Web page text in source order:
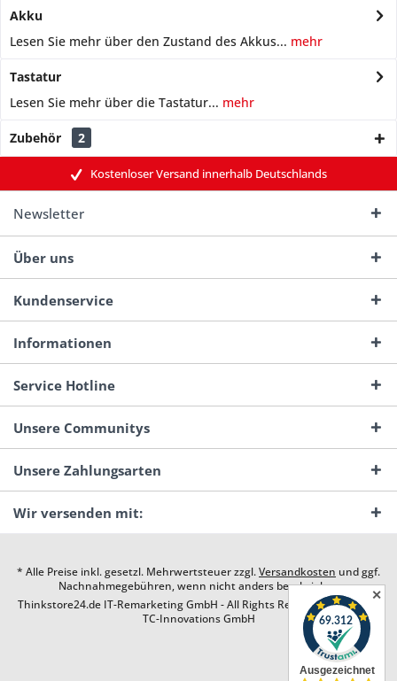
Akku
Lesen Sie mehr über den Zustand des Akkus... mehr
Tastatur
Lesen Sie mehr über die Tastatur... mehr
Zubehör 2
Kostenloser Versand innerhalb Deutschlands
Newsletter
Über uns
Kundenservice
Informationen
Service Hotline
Unsere Communitys
Unsere Zahlungsarten
Wir versenden mit:
* Alle Preise inkl. gesetzl. Mehrwertsteuer zzgl.Versandkosten und ggf.
Nachnahmegebühren, wenn nicht anders beschrieben
Thinkstore24.de IT-Remarketing GmbH - All Rights Reserved. Design by
TC-Innovations GmbH
✕